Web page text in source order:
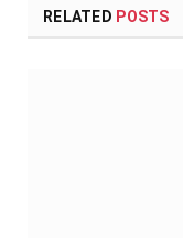
RELATED POSTS